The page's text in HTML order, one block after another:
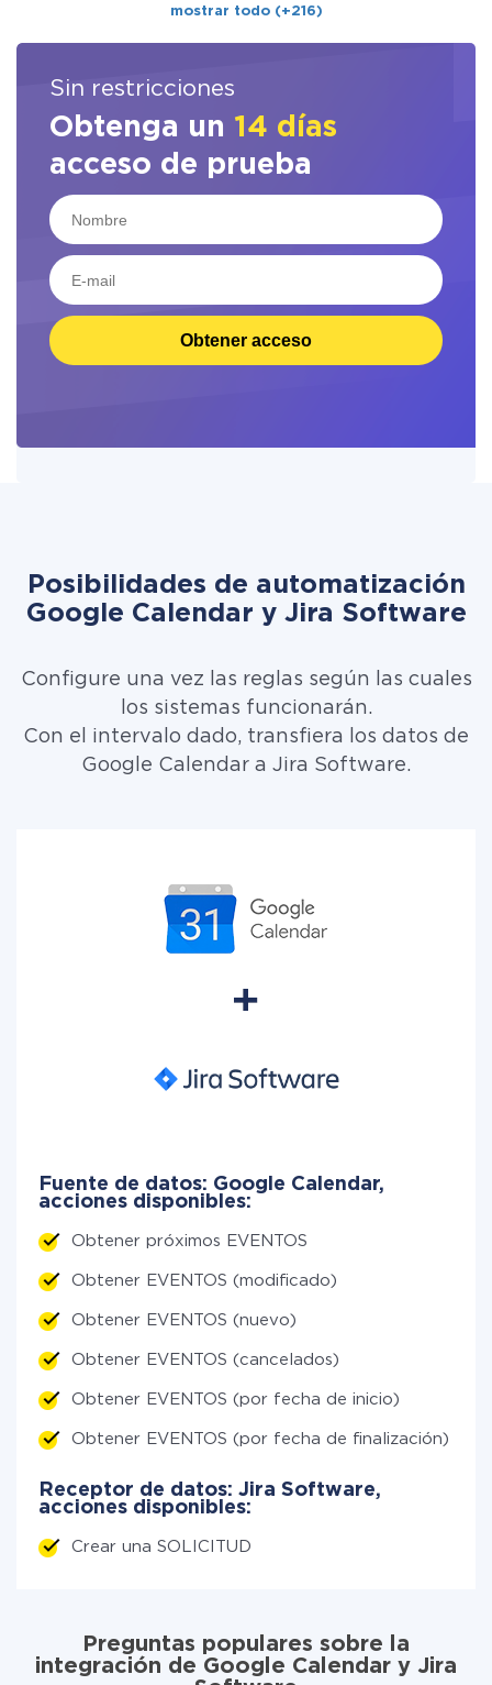
mostrar todo (+216)
Sin restricciones
Obtenga un 14 días
acceso de prueba
Obtener acceso
Posibilidades de automatización
Google Calendar y Jira Software
Configure una vez las reglas según las cuales
los sistemas funcionarán.
Con el intervalo dado, transfiera los datos de
Google Calendar a Jira Software.
Fuente de datos: Google Calendar,
acciones disponibles:
Obtener próximos EVENTOS
Obtener EVENTOS (modificado)
Obtener EVENTOS (nuevo)
Obtener EVENTOS (cancelados)
Obtener EVENTOS (por fecha de inicio)
Obtener EVENTOS (por fecha de finalización)
Receptor de datos: Jira Software,
acciones disponibles:
Crear una SOLICITUD
Preguntas populares sobre la
integración de Google Calendar y Jira